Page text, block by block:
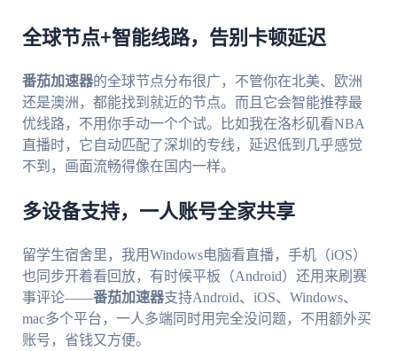
全球节点+智能线路，告别卡顿延迟
番茄加速器的全球节点分布很广，不管你在北美、欧洲
还是澳洲，都能找到就近的节点。而且它会智能推荐最
优线路，不用你手动一个个试。比如我在洛杉矶看NBA
直播时，它自动匹配了深圳的专线，延迟低到几乎感觉
不到，画面流畅得像在国内一样。
多设备支持，一人账号全家共享
留学生宿舍里，我用Windows电脑看直播，手机（iOS）
也同步开着看回放，有时候平板（Android）还用来刷赛
事评论——番茄加速器支持Android、iOS、Windows、
mac多个平台，一人多端同时用完全没问题，不用额外买
账号，省钱又方便。